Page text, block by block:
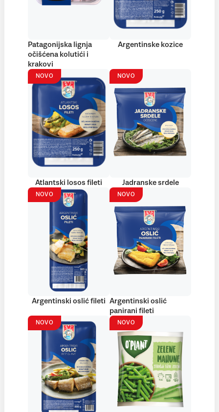
Patagonijska lignja
očišćena kolutići i
krakovi
Argentinske kozice
NOVO
Atlantski losos fileti
NOVO
Jadranske srdele
NOVO
Argentinski oslić fileti
NOVO
Argentinski oslić
panirani fileti
NOVO NOVO